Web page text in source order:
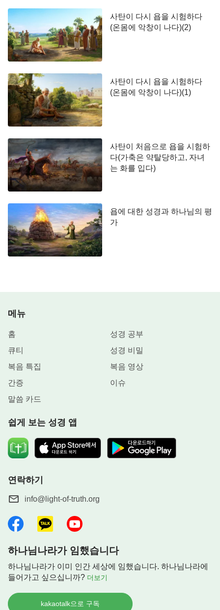
사탄이 다시 욥을 시험하다
(온몸에 악창이 나다)(2)
사탄이 다시 욥을 시험하다
(온몸에 악창이 나다)(1)
사탄이 처음으로 욥을 시험하
다(가축은 약탈당하고, 자녀
는 화를 입다)
욥에 대한 성경과 하나님의 평
가
메뉴
홈
성경 공부
큐티
성경 비밀
복음 특집
복음 영상
간증
이슈
말씀 카드
쉽게 보는 성경 앱
연락하기
info@light-of-truth.org
하나님나라가 임했습니다
하나님나라가 이미 인간 세상에 임했습니다. 하나님나라에
들어가고 싶으십니까? 더보기
kakaotalk으로 구독